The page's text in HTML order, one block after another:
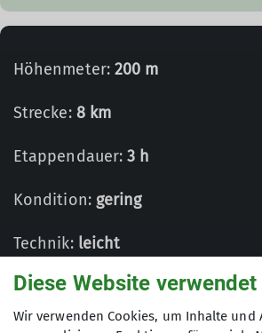
Höhenmeter: 200 m
Strecke: 8 km
Etappendauer:3 h
Kondition: gering
Technik: leicht
Diese Website
Wir verwenden Cookies, um Inhalte und